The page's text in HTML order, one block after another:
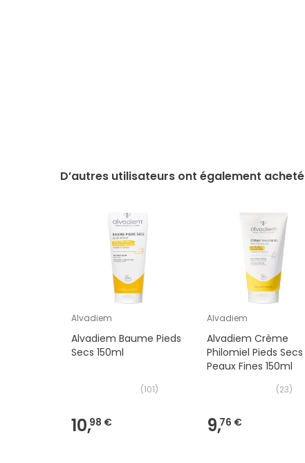
D’autres utilisateurs ont également acheté
Alvadiem
Alvadiem Baume Pieds
Secs 150ml
(101)
10,98 €
Alvadiem
Alvadiem Crème
Philomiel Pieds Secs
Peaux Fines 150ml
(23)
9,76 €